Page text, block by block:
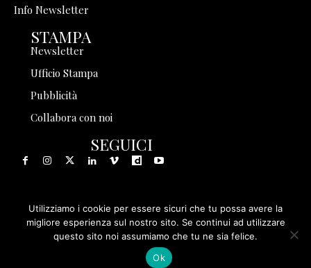
Info Newsletter
STAMPA
Newsletter
Ufficio Stampa
Pubblicità
Collabora con noi
SEGUICI
© 1999 - 2025 Storia in Rete Srl - Tutti i diritti riservati - P.
IVA 08570971005
Utilizziamo i cookie per essere sicuri che tu possa avere la
migliore esperienza sul nostro sito. Se continui ad utilizzare
questo sito noi assumiamo che tu ne sia felice.
Ok